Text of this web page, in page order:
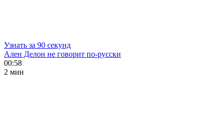
Узнать за 90 секунд
Ален Делон не говорит по-русски
00:58
2 мин